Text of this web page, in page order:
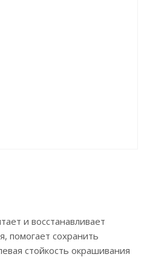
и восстанавливает
помогает сохранить
стойкость окрашивания